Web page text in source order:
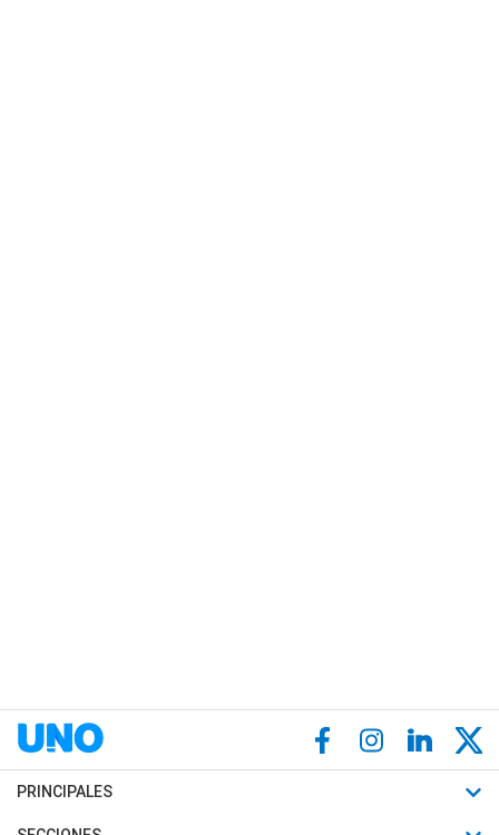
PRINCIPALES